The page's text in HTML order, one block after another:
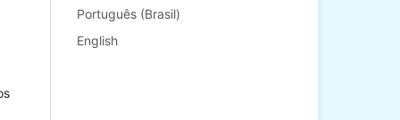
Português (Brasil)
English